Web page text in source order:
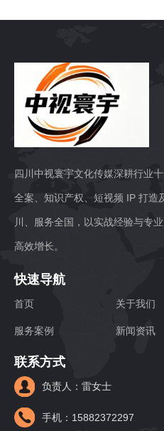
四川中视寰宇文化传媒深耕行业
全案、知识产权、短视频 IP 打造
川、服务全国，以实战经验与专
高效增长。
快速导航
首页 关于我们
服务案例 新闻资讯
联系方式
负责人：雷女士
手机：15882372297